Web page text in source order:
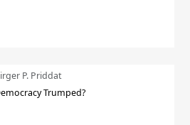
P. Priddat
Trumped?